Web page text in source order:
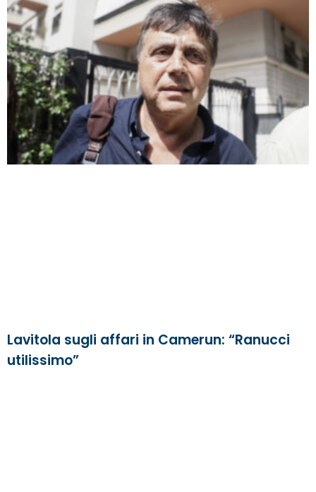
Lavitola sugli affari in Camerun: “Ranucci
utilissimo”